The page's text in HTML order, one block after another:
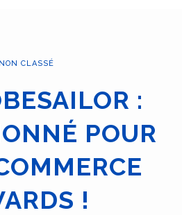
NON CLASSÉ
:
POUR
!